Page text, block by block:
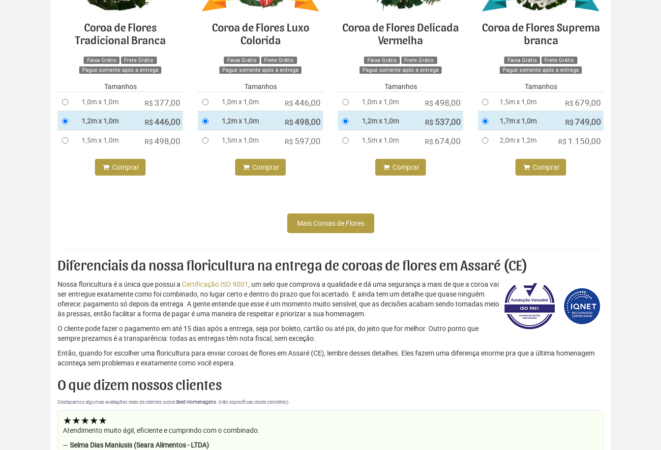
Coroa de Flores
Tradicional Branca
Faixa Grátis
Frete Grátis
Pague somente após a entrega
Tamanhos
1,0m x 1,0m
R$ 377,00
1,2m x 1,0m R$446,00
1,5m x 1,0m R$ 498,00
Comprar
Coroa de Flores Luxo
Colorida
Faixa Grátis
Frete Grátis
Pague somente após a entrega
Tamanhos
1,0m x 1,0m
R$ 446,00
1,2m x 1,0m R$498,00
1,5m x 1,0m R$ 597,00
Comprar
Coroa de Flores Delicada
Vermelha
Faixa Grátis
Frete Grátis
Pague somente após a entrega
Tamanhos
1,0m x 1,0m
R$ 498,00
1,2m x 1,0m R$ 537,00
1,5m x 1,0m R$ 674,00
Comprar
Coroa de Flores Suprema
branca
Faixa Grátis
Frete Grátis
Pague somente após a entrega
Tamanhos
1,5m x 1,0m
R$ 679,00
1,7m x 1,0m R$749,00
2,0m x 1,2m R$ 1.150,00
Comprar
Mais Coroas de Flores
Diferenciais da nossa floricultura na entrega de coroas de flores em Assaré (CE)
Nossa floricultura é a única que possui a Certificação ISO 9001, um selo que comprova a qualidade e dá uma segurança a mais de que a coroa vai
ser entregue exatamente como foi combinado, no lugar certo e dentro do prazo que foi acertado. E ainda tem um detalhe que quase ninguém
oferece: pagamento só depois da entrega. A gente entende que esse é um momento muito sensível, que as decisões acabam sendo tomadas meio
às pressas, então facilitar a forma de pagar é uma maneira de respeitar e priorizar a sua homenagem.
O cliente pode fazer o pagamento em até 15 dias após a entrega, seja por boleto, cartão ou até pix, do jeito que for melhor. Outro ponto que
sempre prezamos é a transparência: todas as entregas têm nota fiscal, sem exceção.
Então, quando for escolher uma floricultura para enviar coroas de flores em Assaré (CE), lembre desses detalhes. Eles fazem uma diferença enorme pra que a última homenagem
aconteça sem problemas e exatamente como você espera.
O que dizem nossos clientes
Destacamos algumas avaliações reais de clientes sobreBest Homenagens. (não específicas deste cemitério).
★★★★★
Atendimento muito ágil, eficiente e cumprindo com o combinado.
— Selma Dias Maniusis (Seara Alimentos - LTDA)